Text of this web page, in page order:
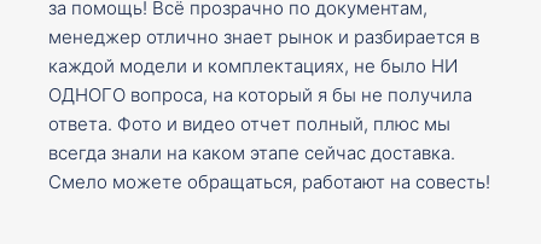
за помощь! Всё прозрачно по документам,
менеджер отлично знает рынок и разбирается в
каждой модели и комплектациях, не было НИ
ОДНОГО вопроса, на который я бы не получила
ответа. Фото и видео отчет полный, плюс мы
всегда знали на каком этапе сейчас доставка.
Смело можете обращаться, работают на совесть!